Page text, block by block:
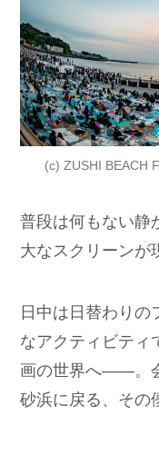
(c) ZUSHI BEACH
普段は何もない静
大なスクリーンが
日中は日替わりの
なアクティビティ
画の世界へ――。
砂浜に戻る、その